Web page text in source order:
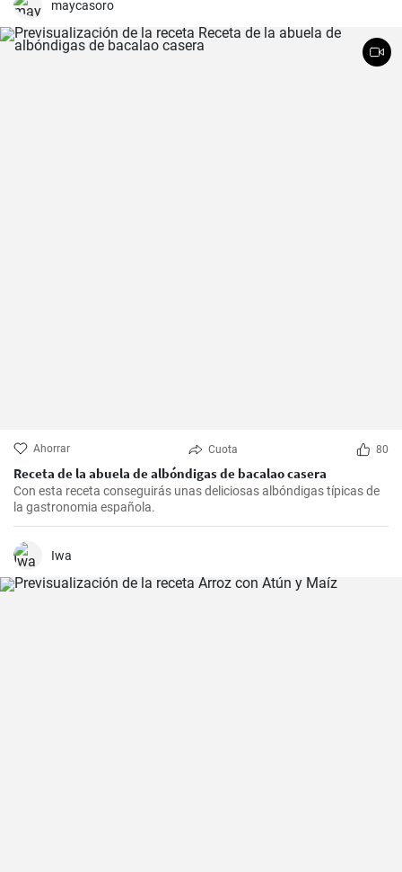
maycasoro
Ahorrar Cuota 80
Receta de la abuela de albóndigas de bacalao casera
Con esta receta conseguirás unas deliciosas albóndigas típicas de
la gastronomia española.
Iwa